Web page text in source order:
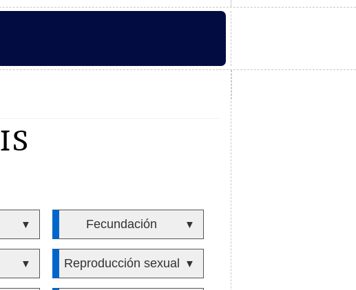
▼ Fecundación ▼
▼ Reproducción sexual ▼